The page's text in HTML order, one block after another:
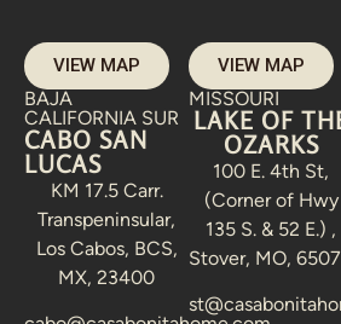
VIEW MAP
BAJA
CALIFORNIA SUR
CABO SAN
LUCAS
KM 17.5 Carr.
Transpeninsular,
Los Cabos, BCS,
MX, 23400
VIEW MAP
MISSOURI
LAKE OF
OZARKS
100 E. 4th St,
(Corner of Hwy
135 S. & 52 E.) ,
Stover, MO,